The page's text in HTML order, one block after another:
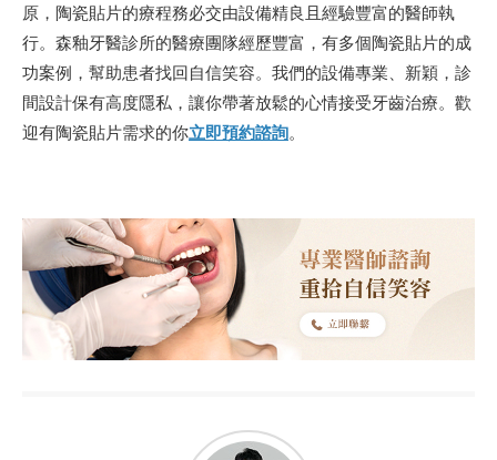
原，陶瓷貼片的療程務必交由設備精良且經驗豐富的醫師執
行。森釉牙醫診所的醫療團隊經歷豐富，有多個陶瓷貼片的成
功案例，幫助患者找回自信笑容。我們的設備專業、新穎，診
間設計保有高度隱私，讓你帶著放鬆的心情接受牙齒治療。歡
迎有陶瓷貼片需求的你立即預約諮詢。